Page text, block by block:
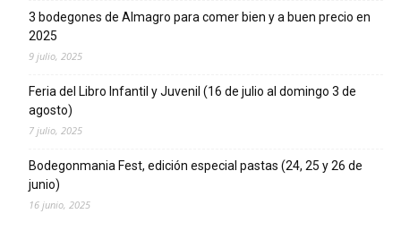
3 bodegones de Almagro para comer bien y a buen precio en
2025
9 julio, 2025
Feria del Libro Infantil y Juvenil (16 de julio al domingo 3 de
agosto)
7 julio, 2025
Bodegonmania Fest, edición especial pastas (24, 25 y 26 de
junio)
16 junio, 2025